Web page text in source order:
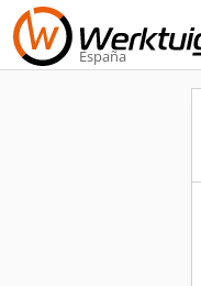
España